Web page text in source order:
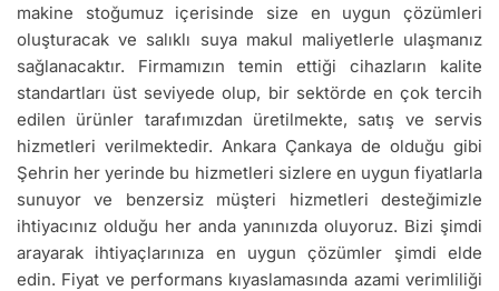
makine stoğumuz içerisinde size en uygun çözümleri
oluşturacak ve salıklı suya makul maliyetlerle ulaşmanız
sağlanacaktır. Firmamızın temin ettiği cihazların kalite
standartları üst seviyede olup, bir sektörde en çok tercih
edilen ürünler tarafımızdan üretilmekte, satış ve servis
hizmetleri verilmektedir. Ankara Çankaya de olduğu gibi
Şehrin her yerinde bu hizmetleri sizlere en uygun fiyatlarla
sunuyor ve benzersiz müşteri hizmetleri desteğimizle
ihtiyacınız olduğu her anda yanınızda oluyoruz. Bizi şimdi
arayarak ihtiyaçlarınıza en uygun çözümler şimdi elde
edin. Fiyat ve performans kıyaslamasında azami verimliliği